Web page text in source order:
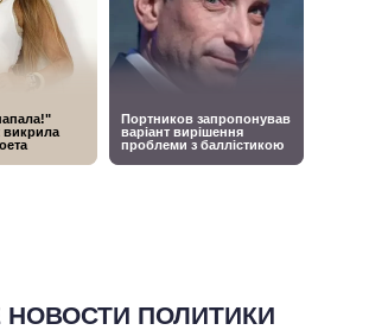
НОВОСТИ ПОЛИТИКИ